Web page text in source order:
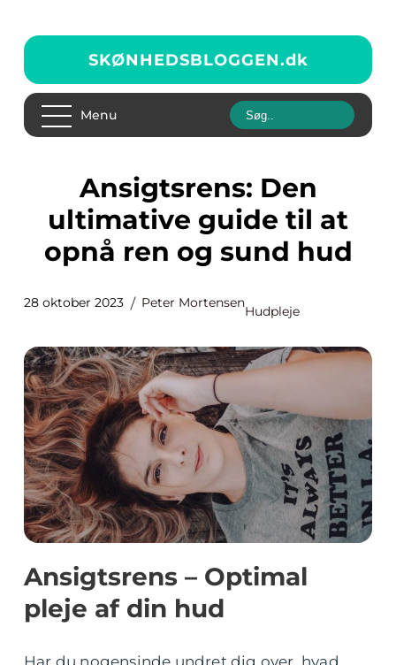
SKØNHEDSBLOGGEN.dk
Menu
Ansigtsrens: Den
ultimative guide til at
opnå ren og sund hud
28 oktober 2023 Peter Mortensen
Hudpleje
Ansigtsrens – Optimal
pleje af din hud
Har du nogensinde undret dig over, hvad